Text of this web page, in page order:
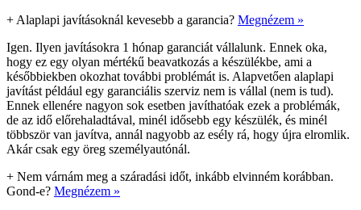
+ Alaplapi javításoknál kevesebb a garancia? Megnézem »
Igen. Ilyen javításokra 1 hónap garanciát vállalunk. Ennek oka,
hogy ez egy olyan mértékű beavatkozás a készülékbe, ami a
későbbiekben okozhat további problémát is. Alapvetően alaplapi
javítást például egy garanciális szerviz nem is vállal (nem is tud).
Ennek ellenére nagyon sok esetben javíthatóak ezek a problémák,
de az idő előrehaladtával, minél idősebb egy készülék, és minél
többször van javítva, annál nagyobb az esély rá, hogy újra elromlik.
Akár csak egy öreg személyautónál.
+ Nem várnám meg a száradási időt, inkább elvinném korábban.
Gond-e? Megnézem »